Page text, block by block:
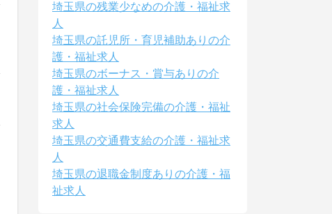
埼玉県の残業少なめの介護・福祉求
人
埼玉県の託児所・育児補助ありの介
護・福祉求人
埼玉県のボーナス・賞与ありの介
護・福祉求人
埼玉県の社会保険完備の介護・福祉
求人
埼玉県の交通費支給の介護・福祉求
人
埼玉県の退職金制度ありの介護・福
祉求人